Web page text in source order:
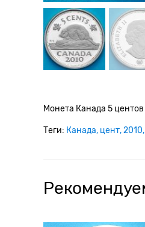
Монета Канада 5
Теги: Канада цент 2010